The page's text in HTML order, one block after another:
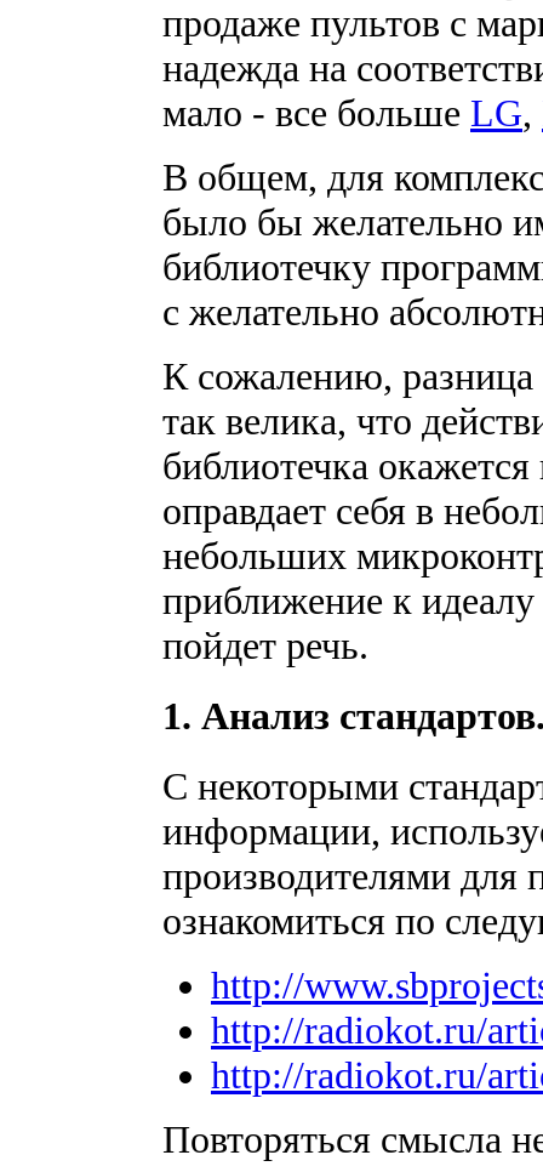
продаже пультов с
надежда на
мало - все больше LG,
В общем, для
было бы желательно
библиотечку
с желательно
К сожалению, разница
так велика, что
библиотечка
оправдает себя в
небольших
приближение к
пойдет речь.
1. Анализ
С некоторыми
информации,
производителями
ознакомиться по
http://
http://radiokot.ru/
http://radiokot.ru/
Повторяться смысла